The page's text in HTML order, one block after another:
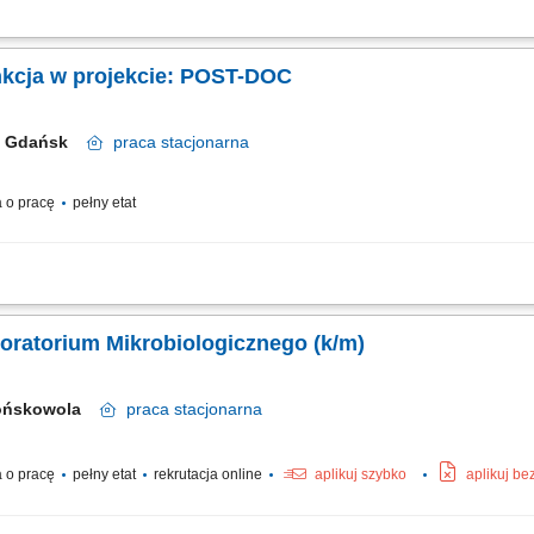
z zakresu wczesnego wykrywania nawrotów raka płuca. Projekt
w projekcie: POST-DOC
Gdańsk praca stacjonarna
o pracę pełny etat
laboratoryjnych z użyciem technik biologii molekularnej;
Mikrobiologicznego (k/m)
praca stacjonarna
o pracę pełny etat rekrutacja online aplikuj szybko aplikuj